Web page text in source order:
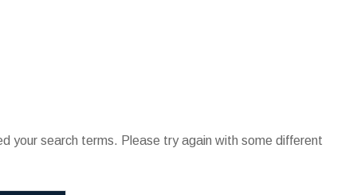
your search terms. Please try again with some different